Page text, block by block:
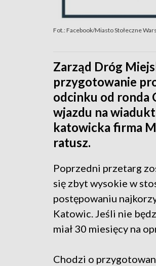
Fot.: Facebook/Miasto Stołeczne
Zarząd Dróg
przygotowanie
odcinku od ronda
wjazdu na
katowicka firma
ratusz.
Poprzedni przetarg
się zbyt wysokie w
postępowaniu
Katowic. Jeśli nie
miał 30 miesięcy na
Chodzi o